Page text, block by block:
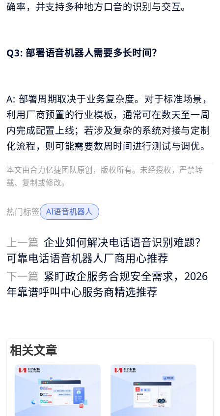
确率，并支持多种地方口音的识别与交互。
Q3: 部署语音机器人需要多长时间？
A: 部署周期取决于业务复杂度。对于标准场景，
利用厂商预置的行业模板，通常可在数天至一周
内完成配置上线；若涉及复杂的系统对接与定制
化流程，则可能需要数周时间进行测试与调优。
本文由合力亿捷团队原创，版权所有。未经授权，严禁转
载、复制或修改。
热门标签 AI语音机器人
上一篇 企业如何解决电话语音识别难题？
可靠电话语音机器人厂商用心推荐
下一篇 紧盯政企服务合规安全需求，2026
年靠谱呼叫中心服务商精选推荐
相关文章